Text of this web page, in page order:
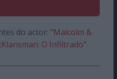
do actor: “Malcolm &
O Infiltrado”